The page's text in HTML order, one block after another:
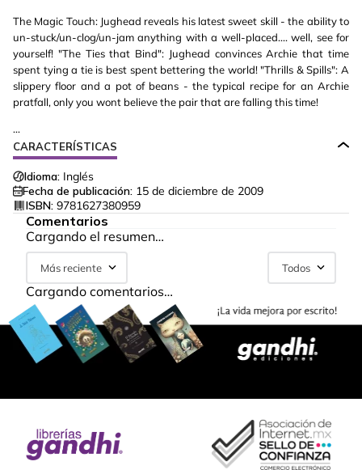
The Magic Touch: Jughead reveals his latest sweet skill - the ability to
un-stuck/un-clog/un-jam anything with a well-placed.... well, see for
yourself! "The Ties that Bind": Jughead convinces Archie that time
spent tying a tie is best spent bettering the world! "Thrills & Spills": A
slippery floor and a pot of beans - the typical recipe for an Archie
pratfall, only you wont believe the pair that are falling this time!
...
CARACTERÍSTICAS
Idioma: Inglés
Fecha de publicación: 15 de diciembre de 2009
ISBN: 9781627380959
Comentarios
Cargando el resumen…
Más reciente Todos
Cargando comentarios…